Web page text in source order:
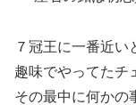
７冠王に一番近
趣味でやってたチ
その最中に何かの